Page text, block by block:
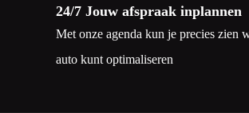
24/7 Jouw afspraak inplannen
Met onze agenda kun je precies zien
auto kunt optimaliseren